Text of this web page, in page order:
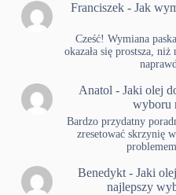
Franciszek- Jak
Cześć! Wymiana
okazała się prostsza,
Anatol - Jaki olej
wyboru
Bardzo przydatny
zresetować skrzynię
Benedykt- Jaki
najlepszy